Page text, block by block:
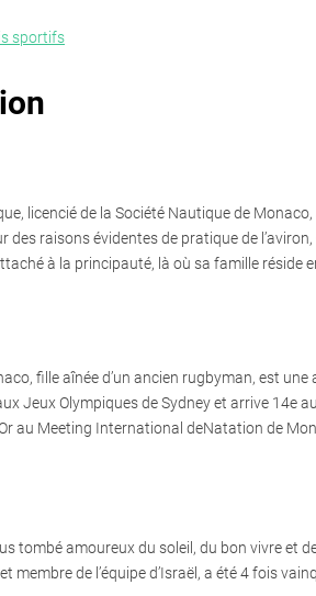
sportifs
licencié de la Société Nautique de
des raisons évidentes de pratique de
à la principauté, là où sa famille réside
fille aînée d’un ancien rugbyman, est une
Jeux Olympiques de Sydney et arrive 14e
au Meeting International deNatation de
tombé amoureux du soleil, du bon vivre et
de l’équipe d’Israël, a été 4 fois